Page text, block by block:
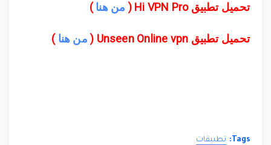
تحميل تطبيق Hi VPN Pro ( من هنا )
تحميل تطبيق Unseen Online vpn ( من هنا )
Tags: تطبيقات